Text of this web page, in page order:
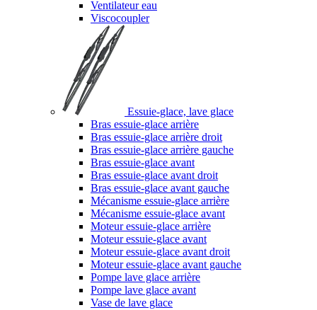
Ventilateur eau
Viscocoupler
Essuie-glace, lave glace
Bras essuie-glace arrière
Bras essuie-glace arrière droit
Bras essuie-glace arrière gauche
Bras essuie-glace avant
Bras essuie-glace avant droit
Bras essuie-glace avant gauche
Mécanisme essuie-glace arrière
Mécanisme essuie-glace avant
Moteur essuie-glace arrière
Moteur essuie-glace avant
Moteur essuie-glace avant droit
Moteur essuie-glace avant gauche
Pompe lave glace arrière
Pompe lave glace avant
Vase de lave glace